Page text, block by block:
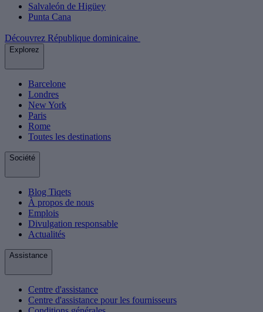
Salvaleón de Higüey
Punta Cana
Découvrez République dominicaine
Explorez
Barcelone
Londres
New York
Paris
Rome
Toutes les destinations
Société
Blog Tiqets
À propos de nous
Emplois
Divulgation responsable
Actualités
Assistance
Centre d'assistance
Centre d'assistance pour les fournisseurs